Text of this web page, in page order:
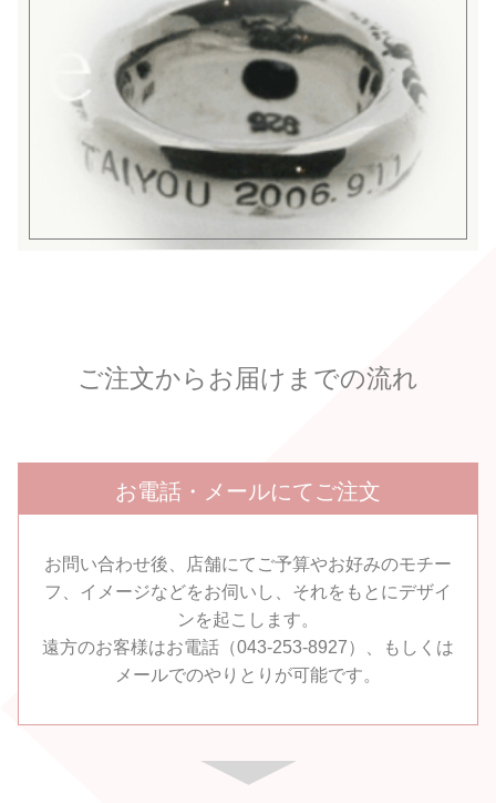
ご注文からお届けまでの流れ
お電話・メールにてご注文
お問い合わせ後、店舗にてご予算やお好みのモチー
フ、イメージなどをお伺いし、 それをもとにデザイ
ンを起こします。
遠方のお客様はお電話（043-253-8927）、もしくは
メールでのやりとりが可能です。